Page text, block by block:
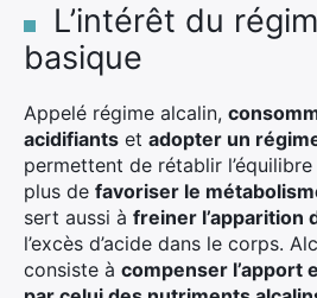
L’intérêt du
basique
Appelé régime alcalin,
acidifiants et adopter un
permettent de rétablir
plus de favoriser le
sert aussi à freiner l’apparition
l’excès d’acide dans le corps.
consiste à compenser l’apport